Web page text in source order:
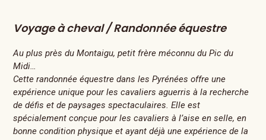
Voyage à cheval / Randonnée équestre
Au plus près du Montaigu, petit frère méconnu du Pic du
Midi…
Cette randonnée équestre dans les Pyrénées offre une
expérience unique pour les cavaliers aguerris à la recherche
de défis et de paysages spectaculaires. Elle est
spécialement conçue pour les cavaliers à l’aise en selle, en
bonne condition physique et ayant déjà une expérience de la